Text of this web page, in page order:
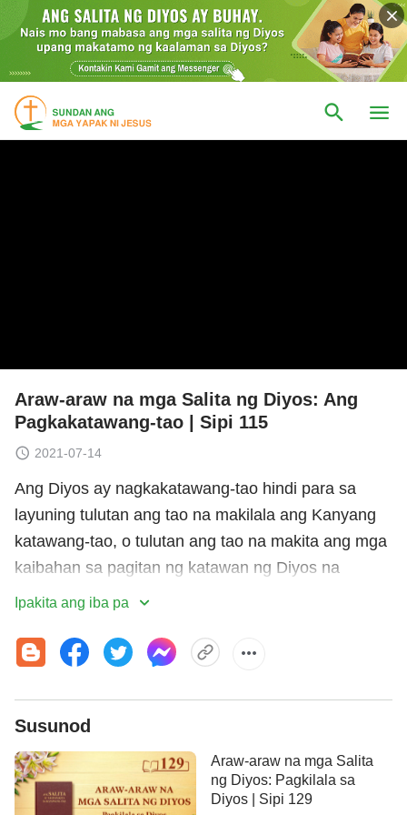
Araw-araw na mga Salita ng Diyos: Ang
Pagkakatawang-tao | Sipi 115
2021-07-14
Ang Diyos ay nagkakatawang-tao hindi para sa
layuning tulutan ang tao na makilala ang Kanyang
katawang-tao, o tulutan ang tao na makita ang mga
kaibahan sa pagitan ng katawan ng Diyos na
nagkatawang-tao at yaong sa tao; ni ang Diyos ay
sa pagkilatis, at lalo nang hindi sa intensyong
tulutan ang tao na sambahin ang katawang-tao ng
Diyos, nang sa gayon ay magkaroon ng dakilang
kaluwalhatian. Wala sa mga bagay na ito ang
orihinal na intensyon ng Diyos sa pagiging tao.
Hindi rin nagiging tao ang Diyos upang kondenahin
ang tao, ni ibunyag ang tao nang sadya, ni gawing
Ipakita ang iba pa
Susunod
Araw-araw na mga Salita
ng Diyos: Pagkilala sa
Diyos | Sipi 129